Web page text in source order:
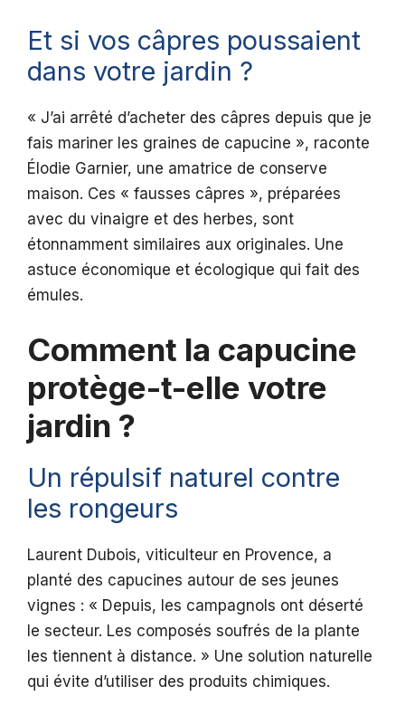
Et si vos câpres poussaient
dans votre jardin ?
« J’ai arrêté d’acheter des câpres depuis que je
fais mariner les graines de capucine », raconte
Élodie Garnier, une amatrice de conserve
maison. Ces « fausses câpres », préparées
avec du vinaigre et des herbes, sont
étonnamment similaires aux originales. Une
astuce économique et écologique qui fait des
émules.
Comment la capucine
protège-t-elle votre
jardin ?
Un répulsif naturel contre
les rongeurs
Laurent Dubois, viticulteur en Provence, a
planté des capucines autour de ses jeunes
vignes : « Depuis, les campagnols ont déserté
le secteur. Les composés soufrés de la plante
les tiennent à distance. » Une solution naturelle
qui évite d’utiliser des produits chimiques.